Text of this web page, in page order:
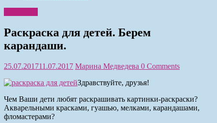
Раскраска для детей. Берем
карандаши.
25.07.201711.07.2017 Марина Медведева 0 Comments
Здравствуйте, друзья!
Чем Ваши дети любят раскрашивать картинки-раскраски?
Акварельными красками, гуашью, мелками, карандашами,
фломастерами?